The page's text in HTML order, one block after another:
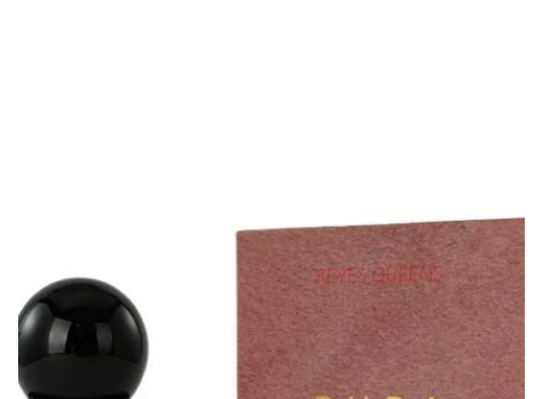
BEAUTY
PERFUMES
BISUTERIA